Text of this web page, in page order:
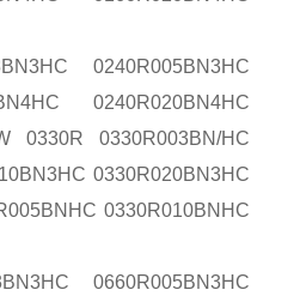
0240R005BN3HC
0240R020BN4HC
0330R 0330R003BN/HC
0330R020BN3HC
0330R010BNHC
0660R005BN3HC